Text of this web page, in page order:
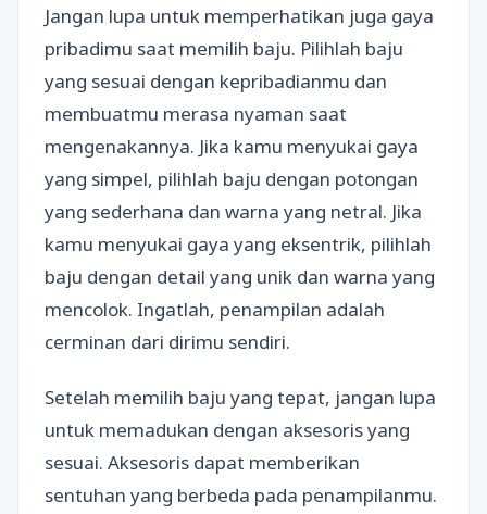
Jangan lupa untuk memperhatikan juga gaya
pribadimu saat memilih baju. Pilihlah baju
yang sesuai dengan kepribadianmu dan
membuatmu merasa nyaman saat
mengenakannya. Jika kamu menyukai gaya
yang simpel, pilihlah baju dengan potongan
yang sederhana dan warna yang netral. Jika
kamu menyukai gaya yang eksentrik, pilihlah
baju dengan detail yang unik dan warna yang
mencolok. Ingatlah, penampilan adalah
cerminan dari dirimu sendiri.
Setelah memilih baju yang tepat, jangan lupa
untuk memadukan dengan aksesoris yang
sesuai. Aksesoris dapat memberikan
sentuhan yang berbeda pada penampilanmu.